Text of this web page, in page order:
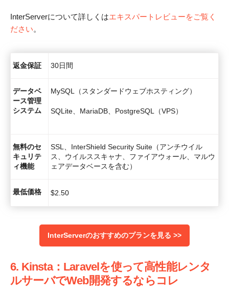
InterServerについて詳しくはエキスパートレビューをご覧く
ださい。
返金保証 30日間
データベ
ース管理
システム
MySQL（スタンダードウェブホスティング）
SQLite、MariaDB、PostgreSQL（VPS）
無料のセ
キュリテ
ィ機能
SSL、InterShield Security Suite（アンチウイル
ス、ウイルススキャナ、ファイアウォール、マルウ
ェアデータベースを含む）
最低価格 $2.50
InterServerのおすすめのプランを見る >>
6. Kinsta：Laravelを使って高性能レンタ
ルサーバでWeb開発するならコレ